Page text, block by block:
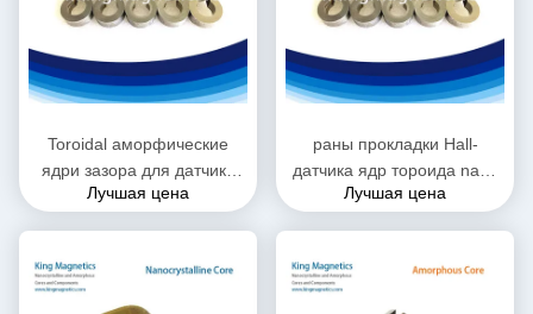
Toroidal аморфические
ядри зазора для датчика
залы
Лучшая цена
раны прокладки Hall-
датчика ядр тороида nano
кристаллической
Лучшая цена